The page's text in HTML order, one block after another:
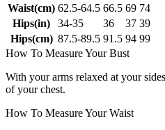
Waist(cm) 62.5-64.5 66.5 69 74
Hips(in)
34-35 36 37 39
Hips(cm) 87.5-89.5 91.5 94 99
How To Measure Your Bust
With your arms relaxed at your
of your chest.
How To Measure Your Waist